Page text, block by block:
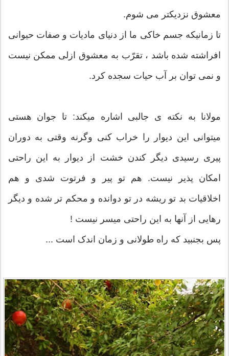
معشوق نزدیکتر می شوم.
تا زمانیکه جسم خاکی ما از دنیای مادیات و صفات حیوانی
افراشته شده باشد ، تقرّب به معشوق ازلی ممکن نیست
و نمی توان بر آب حیات سجده کرد.
مولانا به نکته ی جالبی اشاره میکند: تا جوان هستی
میتوانی این دیوار را خراب کنی وگرنه وقتی به دوران
پیری رسیدی دیگر کندن خشت از دیوار به این راحتی
امکان پذیر نیست. هم تو پیر و فرتوت شدی و هم
اخلاقیات بد تو ریشه در تو دوانده و محکم تر شده و دیگر
رهایی از آنها به این راحتی میسر نیست !
پس بجنبید که راه طولانی و زمان اندک است ...